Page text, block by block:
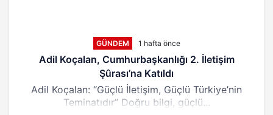
GÜNDEM 1 hafta önce
Adil Koçalan, Cumhurbaşkanlığı 2. İletişim
Şûrası’na Katıldı
Adil Koçalan: “Güçlü İletişim, Güçlü Türkiye’nin
Teminatıdır” Doğru bilgi, güçlü...